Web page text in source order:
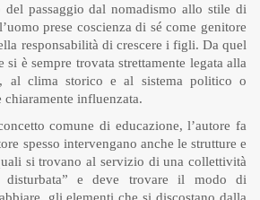
del passaggio dal nomadismo allo stile di
prese coscienza di sé come genitore
responsabilità di crescere i figli. Da quel
si è sempre trovata strettamente legata alla
al clima storico e al sistema politico o
chiaramente influenzata.
comune di educazione, l’autore fa
spesso intervengano anche le strutture e
si trovano al servizio di una collettività
disturbata” e deve trovare il modo di